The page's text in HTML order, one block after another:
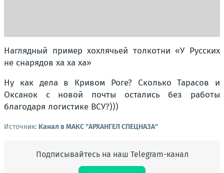
Наглядный пример хохлячьей толкотни «У Русских
не снарядов ха ха ха»
Ну как дела в Кривом Роге? Сколько Тарасов и
Оксанок с новой почты остались без работы
благодаря логистике ВСУ?)))
Источник: Канал в МАКС "АРХАНГЕЛ СПЕЦНАЗА"
Подписывайтесь на наш Telegram-канал